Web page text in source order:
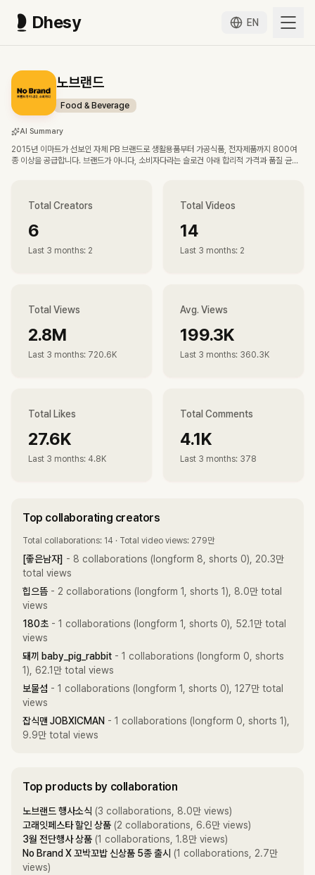
Dhesy EN
노브랜드
Food & Beverage
AI Summary
2015년 이마트가 선보인 자체 PB 브랜드로 생활용품부터 가공식품, 전자제품까지 800여
종 이상을 공급합니다. 브랜드가 아니다, 소비자다라는 슬로건 아래 합리적 가격과 품질 균형
Total Creators
6
Last 3 months: 2
Total Videos
14
Last 3 months: 2
Total Views
2.8M
Last 3 months: 720.6K
Avg. Views
199.3K
Last 3 months: 360.3K
Total Likes
27.6K
Last 3 months: 4.8K
Total Comments
4.1K
Last 3 months: 378
Top collaborating creators
Total collaborations: 14 · Total video views: 279만
[좋은남자] - 8 collaborations (longform 8, shorts 0), 20.3만
total views
힙으뜸 - 2 collaborations (longform 1, shorts 1), 8.0만 total
views
180초 - 1 collaborations (longform 1, shorts 0), 52.1만 total
views
돼끼 baby_pig_rabbit - 1 collaborations (longform 0, shorts
1), 62.1만 total views
보물섬 - 1 collaborations (longform 1, shorts 0), 127만 total
views
잡식맨 JOBXICMAN - 1 collaborations (longform 0, shorts 1),
9.9만 total views
Top products by collaboration
노브랜드 행사소식 (3 collaborations, 8.0만 views)
고래잇페스타 할인 상품 (2 collaborations, 6.6만 views)
3월 전단행사 상품 (1 collaborations, 1.8만 views)
No Brand X 꼬박꼬밥 신상품 5종 출시 (1 collaborations, 2.7만
views)